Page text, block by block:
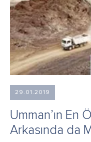
29.01.2019
Umman’ın En
Arkasında da